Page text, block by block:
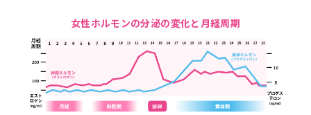
女性ホルモンの分泌の変化と月経周期